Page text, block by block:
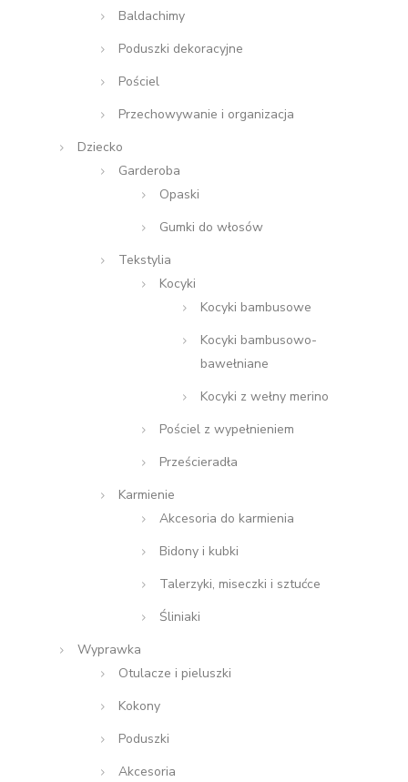
Baldachimy
Poduszki dekoracyjne
Pościel
Przechowywanie i organizacja
Dziecko
Garderoba
Opaski
Gumki do włosów
Tekstylia
Kocyki
Kocyki bambusowe
Kocyki bambusowo-
bawełniane
Kocyki z wełny merino
Pościel z wypełnieniem
Prześcieradła
Karmienie
Akcesoria do karmienia
Bidony i kubki
Talerzyki, miseczki i sztućce
Śliniaki
Wyprawka
Otulacze i pieluszki
Kokony
Poduszki
Akcesoria